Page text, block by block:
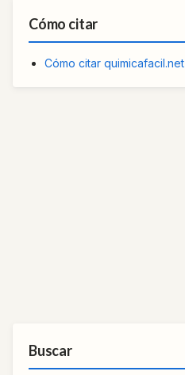
Cómo citar
Cómo citar quimicafacil.net
Buscar